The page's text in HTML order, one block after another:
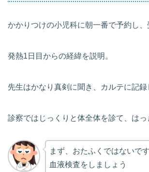
かかりつけの小児科に朝一番で予約し、
発熱1日目からの経緯を説明。
先生はかなり真剣に聞き、カルテに記録
診察ではじっくりと体全体を診て、はっ
まず、おたふくではないです
血液検査をしましょう